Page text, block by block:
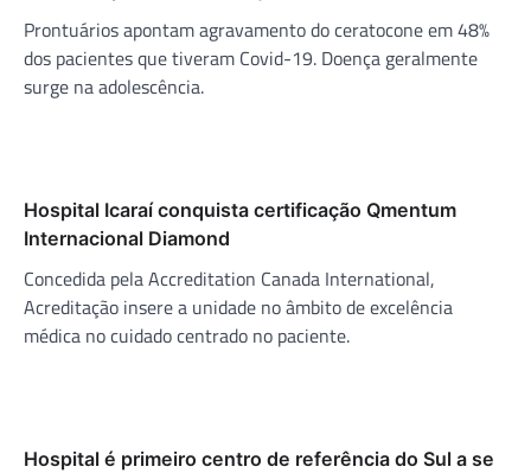
Prontuários apontam agravamento do ceratocone em 48%
dos pacientes que tiveram Covid-19. Doença geralmente
surge na adolescência.
Hospital Icaraí conquista certificação Qmentum
Internacional Diamond
Concedida pela Accreditation Canada International,
Acreditação insere a unidade no âmbito de excelência
médica no cuidado centrado no paciente.
Hospital é primeiro centro de referência do Sul a se